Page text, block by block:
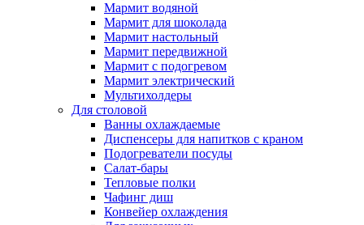
Мармит водяной
Мармит для шоколада
Мармит настольный
Мармит передвижной
Мармит с подогревом
Мармит электрический
Мультихолдеры
Для столовой
Ванны охлаждаемые
Диспенсеры для напитков с краном
Подогреватели посуды
Салат-бары
Тепловые полки
Чафинг диш
Конвейер охлаждения